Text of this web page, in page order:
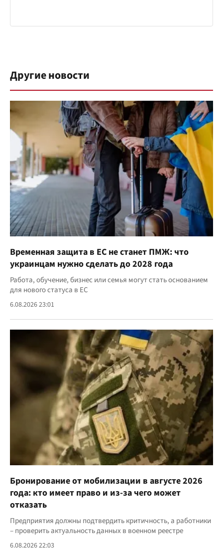
Другие новости
Временная защита в ЕС не станет ПМЖ: что
украинцам нужно сделать до 2028 года
Работа, обучение, бизнес или семья могут стать основанием
для нового статуса в ЕС
6.08.2026 23:01
Бронирование от мобилизации в августе 2026
года: кто имеет право и из-за чего может
отказать
Предприятия должны подтвердить критичность, а работники
– проверить актуальность данных в военном реестре
6.08.2026 22:03